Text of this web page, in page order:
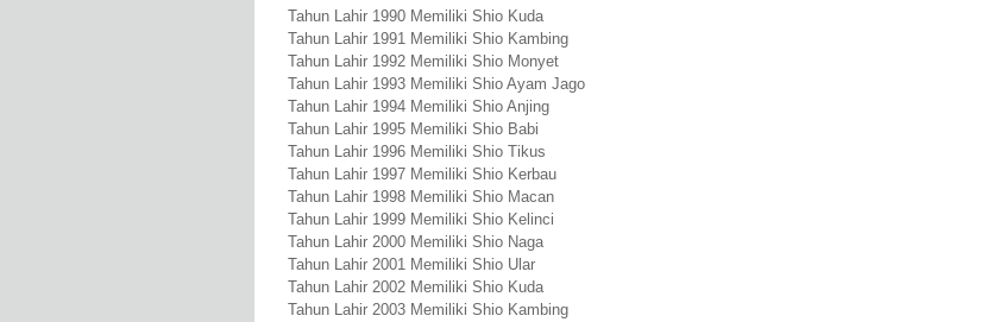
Tahun Lahir 1990 Memiliki Shio Kuda
Tahun Lahir 1991 Memiliki Shio Kambing
Tahun Lahir 1992 Memiliki Shio Monyet
Tahun Lahir 1993 Memiliki Shio Ayam Jago
Tahun Lahir 1994 Memiliki Shio Anjing
Tahun Lahir 1995 Memiliki Shio Babi
Tahun Lahir 1996 Memiliki Shio Tikus
Tahun Lahir 1997 Memiliki Shio Kerbau
Tahun Lahir 1998 Memiliki Shio Macan
Tahun Lahir 1999 Memiliki Shio Kelinci
Tahun Lahir 2000 Memiliki Shio Naga
Tahun Lahir 2001 Memiliki Shio Ular
Tahun Lahir 2002 Memiliki Shio Kuda
Tahun Lahir 2003 Memiliki Shio Kambing